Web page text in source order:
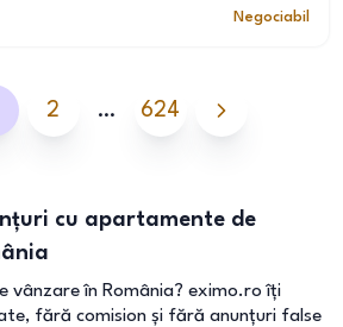
Negociabil
2 … 624
cu apartamente de
vânzare în România? eximo.ro îți
fără comision și fără anunțuri false